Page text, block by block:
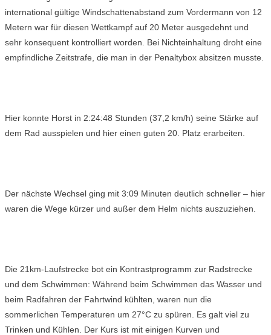
international gültige Windschattenabstand zum Vordermann von 12
Metern war für diesen Wettkampf auf 20 Meter ausgedehnt und
sehr konsequent kontrolliert worden. Bei Nichteinhaltung droht eine
empfindliche Zeitstrafe, die man in der Penaltybox absitzen musste.
Hier konnte Horst in 2:24:48 Stunden (37,2 km/h) seine Stärke auf
dem Rad ausspielen und hier einen guten 20. Platz erarbeiten.
Der nächste Wechsel ging mit 3:09 Minuten deutlich schneller – hier
waren die Wege kürzer und außer dem Helm nichts auszuziehen.
Die 21km-Laufstrecke bot ein Kontrastprogramm zur Radstrecke
und dem Schwimmen: Während beim Schwimmen das Wasser und
beim Radfahren der Fahrtwind kühlten, waren nun die
sommerlichen Temperaturen um 27°C zu spüren. Es galt viel zu
Trinken und Kühlen. Der Kurs ist mit einigen Kurven und